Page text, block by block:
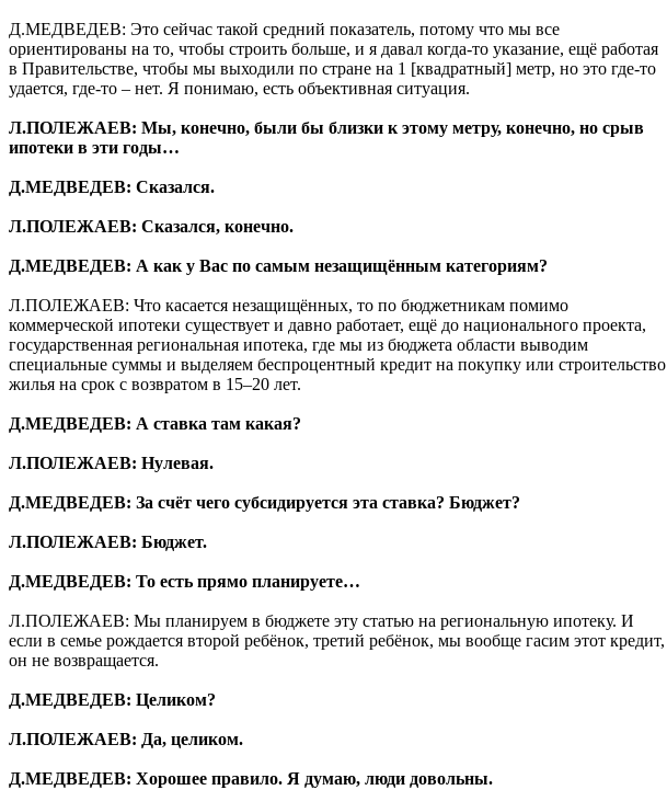
Д.МЕДВЕДЕВ: Это сейчас такой средний показатель, потому что мы все
ориентированы на то, чтобы строить больше, и я давал когда-то указание, ещё работая
в Правительстве, чтобы мы выходили по стране на 1 [квадратный] метр, но это где-то
удается, где-то – нет. Я понимаю, есть объективная ситуация.
Л.ПОЛЕЖАЕВ: Мы, конечно, были бы близки к этому метру, конечно, но срыв
ипотеки в эти годы…
Д.МЕДВЕДЕВ: Сказался.
Л.ПОЛЕЖАЕВ: Сказался, конечно.
Д.МЕДВЕДЕВ: А как у Вас по самым незащищённым категориям?
Л.ПОЛЕЖАЕВ: Что касается незащищённых, то по бюджетникам помимо
коммерческой ипотеки существует и давно работает, ещё до национального проекта,
государственная региональная ипотека, где мы из бюджета области выводим
специальные суммы и выделяем беспроцентный кредит на покупку или строительство
жилья на срок с возвратом в 15–20 лет.
Д.МЕДВЕДЕВ: А ставка там какая?
Л.ПОЛЕЖАЕВ: Нулевая.
Д.МЕДВЕДЕВ: За счёт чего субсидируется эта ставка? Бюджет?
Л.ПОЛЕЖАЕВ: Бюджет.
Д.МЕДВЕДЕВ: То есть прямо планируете…
Л.ПОЛЕЖАЕВ: Мы планируем в бюджете эту статью на региональную ипотеку. И
если в семье рождается второй ребёнок, третий ребёнок, мы вообще гасим этот кредит,
он не возвращается.
Д.МЕДВЕДЕВ: Целиком?
Л.ПОЛЕЖАЕВ: Да, целиком.
Д.МЕДВЕДЕВ: Хорошее правило. Я думаю, люди довольны.